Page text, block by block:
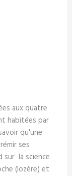
aux quatre
habitées par
qu'une
ses
sur la science
(lozère) et